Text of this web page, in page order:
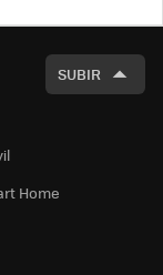
SUBIR
Home